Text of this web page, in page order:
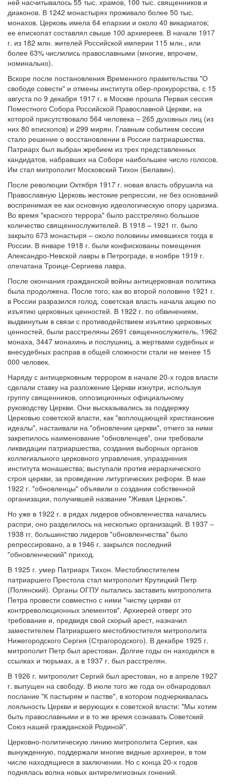
ней насчитывалось 55 тыс. храмов, 100 тыс. священников и
диаконов. В 1242 монастырях проживало более 50 тыс.
монахов. Церковь имела 64 епархии и около 40 викариатов;
ее епископат составлял свыше 100 архиереев. В начале 1917
г. из 182 млн. жителей Российской империи 115 млн., или
более 63% числились православными (многие, впрочем,
номинально).
Вскоре после постановления Временного правительства "О
свободе совести" и отмены института обер-прокурорства, с 15
августа по 9 декабря 1917 г. в Москве прошла Первая сессия
Поместного Собора Российской Православной Церкви, на
которой присутствовало 564 человека – 265 духовных лиц (из
них 80 епископов) и 299 мирян. Главным событием сессии
стало решение о восстановлении в России патриаршества.
Патриарх был выбран жребием из трех представленных
кандидатов, набравших на Соборе наибольшее число голосов.
Им стал митрополит Московский Тихон (Белавин).
После революции Октября 1917 г. новая власть обрушила на
Православную Церковь жестокие репрессии, не без оснований
воспринимая ее как основную идеологическую опору царизма.
Во время "красного террора" было расстреляно большое
количество священнослужителей. В 1918 – 1921 гг. было
закрыто 673 монастыря – около половины имевшихся тогда в
России. В январе 1918 г. были конфискованы помещения
Александро-Невской лавры в Петрограде, в ноябре 1919 г.
опечатана Троице-Сергиева лавра.
После окончания гражданской войны антицерковная политика
была продолжена. После того, как во второй половине 1921 г.
в России разразился голод, советская власть начала акцию по
изъятию церковных ценностей. В 1922 г. по обвинениям,
выдвинутым в связи с противодействием изъятию церковных
ценностей, были расстреляны 2691 священнослужитель, 1962
монаха, 3447 монахинь и послушниц, а жертвами судебных и
внесудебных расправ в общей сложности стали не менее 15
000 человек.
Наряду с антицерковным террором в начале 20-х годов власти
сделали ставку на разложение Церкви изнутри, используя
группу священников, оппозиционных официальному
руководству Церкви. Они высказывались за поддержку
Церковью советской власти, как "воплощающей христианские
идеалы", настаивали на "обновлении церкви", отчего за ними
закрепилось наименование "обновленцев", они требовали
ликвидации патриаршества, создания выборных органов
коллегиального церковного управления, упразднения
института монашества; выступали против иерархического
строя церкви, за проведение литургических реформ. В мае
1922 г. "обновленцы" объявили о создании собственной
организации, получившей название "Живая Церковь".
Но уже в 1922 г. в рядах лидеров обновленчества начались
распри, оно разделилось на несколько организаций. В 1937 –
1938 гг. большинство лидеров "обновленчества" было
репрессировано, а в 1946 г. закрылся последний
"обновленческий" приход.
В 1925 г. умер Патриарх Тихон. Местоблюстителем
патриаршего Престола стал митрополит Крутицкий Петр
(Полянский). Органы ОГПУ пытались заставить митрополита
Петра провести совместно с ними "чистку церкви от
контрреволюционных элементов". Архиерей отверг это
требование и, предвидя свой скорый арест, назначил
заместителем Патриаршего местоблюстителя митрополита
Нижегородского Сергия (Страгородского). В декабре 1925 г.
митрополит Петр был арестован. Долгие годы он находился в
ссылках и тюрьмах, а в 1937 г. был расстрелян.
В 1926 г. митрополит Сергий был арестован, но в апреле 1927
г. выпущен на свободу. В июле того же года он обнародовал
послание "К пастырям и пастве", в котором подчеркивалась
лояльность Церкви и верующих к советской власти: "Мы хотим
быть православными и в то же время сознавать Советский
Союз нашей гражданской Родиной".
Церковно-политическую линию митрополита Сергия, как
вынужденную, поддержали многие видные архиереи, в том
числе находящиеся в заключении. Но с конца 20-х годов
поднялась волна новых антирелигиозных гонений.